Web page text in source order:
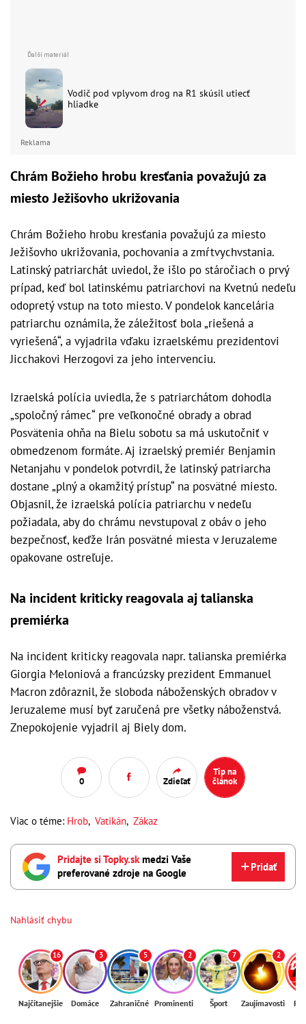
Vodič pod vplyvom drog na R1 skúsil utiecť
hliadke
Reklama
Chrám Božieho hrobu kresťania považujú za
miesto Ježišovho ukrižovania
Chrám Božieho hrobu kresťania považujú za miesto
Ježišovho ukrižovania, pochovania a zmŕtvychvstania.
Latinský patriarchát uviedol, že išlo po stáročiach o prvý
prípad, keď bol latinskému patriarchovi na Kvetnú nedeľu
odopretý vstup na toto miesto. V pondelok kancelária
patriarchu oznámila, že záležitosť bola „riešená a
vyriešená“, a vyjadrila vďaku izraelskému prezidentovi
Jicchakovi Herzogovi za jeho intervenciu.
Izraelská polícia uviedla, že s patriarchátom dohodla
„spoločný rámec“ pre veľkonočné obrady a obrad
Posvätenia ohňa na Bielu sobotu sa má uskutočniť v
obmedzenom formáte. Aj izraelský premiér Benjamin
Netanjahu v pondelok potvrdil, že latinský patriarcha
dostane „plný a okamžitý prístup“ na posvätné miesto.
Objasnil, že izraelská polícia patriarchu v nedeľu
požiadala, aby do chrámu nevstupoval z obáv o jeho
bezpečnosť, keďže Irán posvätné miesta v Jeruzaleme
opakovane ostreľuje.
Na incident kriticky reagovala aj talianska
premiérka
Na incident kriticky reagovala napr. talianska premiérka
Giorgia Meloniová a francúzsky prezident Emmanuel
Macron zdôraznil, že sloboda náboženských obradov v
Jeruzaleme musí byť zaručená pre všetky náboženstvá.
Znepokojenie vyjadril aj Biely dom.
0 Zdieľať
Tip na
článok
Viac o téme: Hrob, Vatikán, Zákaz
Pridajte si Topky.skmedzi Vaše
preferované zdroje na Google
Pridať
Nahlásiť chybu
16
Najčítanejšie
3
Domáce
5
Zahraničné
2
Prominenti
7
Šport
2
Zaujímavosti